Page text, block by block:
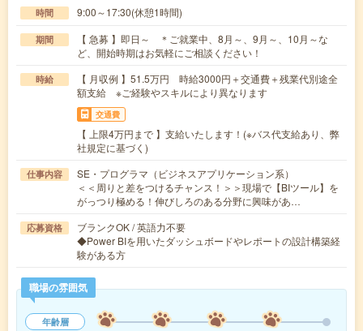
時間 9:00～17:30(休憩1時間)
期間
【 急募 】即日～ ＊ご就業中、8月～、9月～、10月～な
ど、開始時期はお気軽にご相談ください！
時給
【 月収例 】51.5万円 時給3000円＋交通費＋残業代別途全
額支給 ※ご経験やスキルにより異なります
交通費
【 上限4万円まで 】支給いたします！(※バス代支給あり、弊
社規定に基づく)
仕事内容
SE・プログラマ（ビジネスアプリケーション系）
＜＜周りと差をつけるチャンス！＞＞現場で【BIツール】を
がっつり極める！伸びしろのある分野に興味があ…
応募資格
ブランクOK / 英語力不要
◆Power BIを用いたダッシュボードやレポートの設計構築経
験がある方
職場の雰囲気
年齢層